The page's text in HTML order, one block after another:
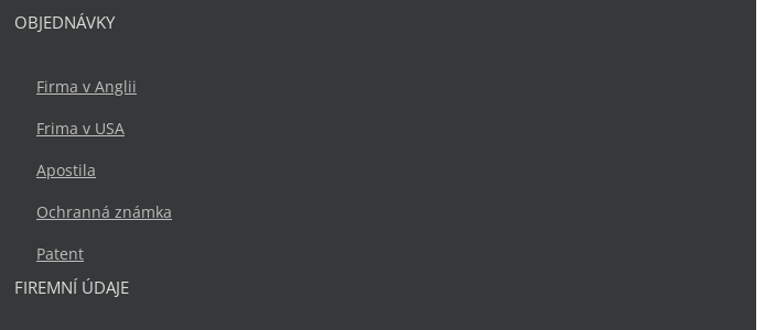
OBJEDNÁVKY
Firma v Anglii
Frima v USA
Apostila
Ochranná známka
Patent
FIREMNÍ ÚDAJE